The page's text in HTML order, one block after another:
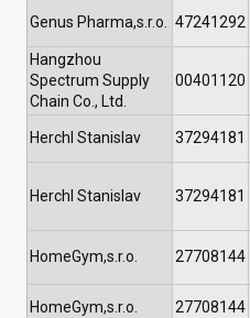
Genus Pharma,s.r.o. 47241292
Hangzhou
Spectrum Supply
Chain Co., Ltd.
00401120
Herchl Stanislav 37294181
Herchl Stanislav 37294181
HomeGym,s.r.o. 27708144
HomeGym,s.r.o. 27708144